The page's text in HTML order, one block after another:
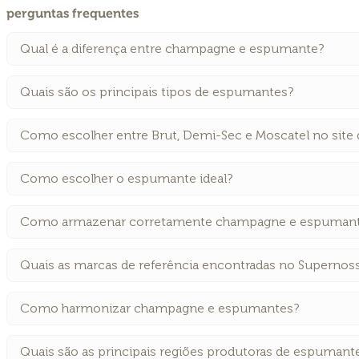
perguntas frequentes
Qual é a diferença entre champagne e espumante?
Quais são os principais tipos de espumantes?
Como escolher entre Brut, Demi-Sec e Moscatel no site
Como escolher o espumante ideal?
Como armazenar corretamente champagne e
Quais as marcas de referência encontradas no
Como harmonizar champagne e espumantes?
Quais são as principais regiões produtoras de